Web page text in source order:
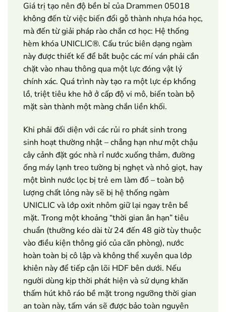
Giá trị tạo nên độ bền bỉ của Drammen 05018
không đến từ việc biến đổi gỗ thành nhựa hóa học,
mà đến từ giải pháp rào chắn cơ học: Hệ thống
hèm khóa UNICLIC®. Cấu trúc biên dạng ngàm
này được thiết kế để bắt buộc các mí ván phải cắn
chặt vào nhau thông qua một lực đóng vật lý
chính xác. Quá trình này tạo ra một lực ép khổng
lồ, triệt tiêu khe hở ở cấp độ vi mô, biến toàn bộ
mặt sàn thành một màng chắn liền khối.
Khi phải đối diện với các rủi ro phát sinh trong
sinh hoạt thường nhật – chẳng hạn như một chậu
cây cảnh đặt góc nhà rỉ nước xuống thảm, đường
ống máy lạnh treo tường bị nghẹt và nhỏ giọt, hay
một bình nước lọc bị trẻ em làm đổ – toàn bộ
lượng chất lỏng này sẽ bị hệ thống ngàm
UNICLIC và lớp oxit nhôm giữ lại ngay trên bề
mặt. Trong một khoảng “thời gian ân hạn” tiêu
chuẩn (thường kéo dài từ 24 đến 48 giờ tùy thuộc
vào điều kiện thông gió của căn phòng), nước
hoàn toàn bị cô lập và không thể xuyên qua lớp
khiên này để tiếp cận lõi HDF bên dưới. Nếu
người dùng kịp thời phát hiện và sử dụng khăn
thấm hút khô ráo bề mặt trong ngưỡng thời gian
an toàn này, tấm ván sẽ được bảo toàn nguyên